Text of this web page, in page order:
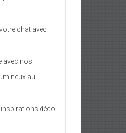
chat avec
avec nos
au
inspirations déco